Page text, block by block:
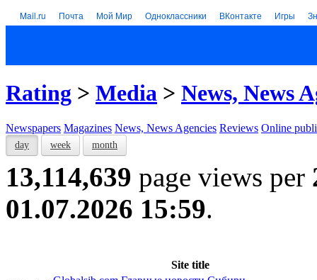
Mail.ru Почта Мой Мир Одноклассники ВКонтакте Игры
Rating > Media > News, News
Newspapers Magazines News, News Agencies Reviews Online
day week month
13,114,639 page views per
01.07.2026 15:59.
Site title